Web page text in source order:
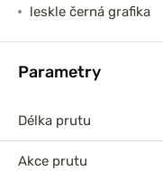
leskle černá grafika
Parametry
Délka prutu
Akce prutu